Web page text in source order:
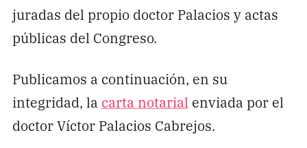
juradas del propio doctor Palacios y actas
públicas del Congreso.
Publicamos a continuación, en su
integridad, la carta notarialenviada por el
doctor Víctor Palacios Cabrejos.